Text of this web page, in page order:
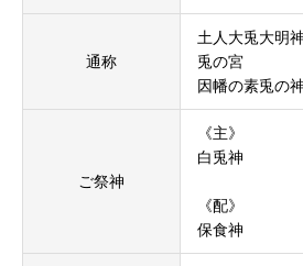
通称
土人大兎大明神
兎の宮
因幡の素兎の
ご祭神
《主》
白兎神
《配》
保食神